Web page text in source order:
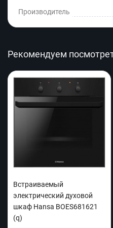
Производитель
Рекомендуем
Встраиваемый
электрический духовой
шкаф Hansa BOES681621
(q)